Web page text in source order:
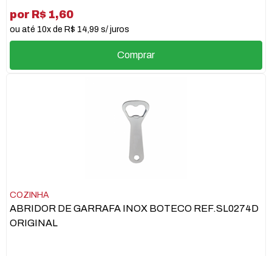
por R$ 1,60
ou até 10x de R$ 14,99 s/ juros
Comprar
COZINHA
ABRIDOR DE GARRAFA INOX BOTECO REF.SL0274D
ORIGINAL